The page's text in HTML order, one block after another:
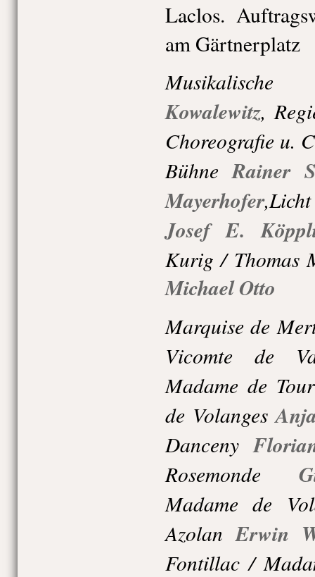
Laclos.
am Gärtnerplatz
Musikalische
Kowalewitz,
Choreografie u.
Bühne Rainer
Mayerhofer,Licht
Josef E.
Kurig / Thomas
Michael Otto
Marquise de
Vicomte de
Madame de
de Volanges
Danceny
Rosemonde
Madame de
Azolan Erwin
Fontillac /